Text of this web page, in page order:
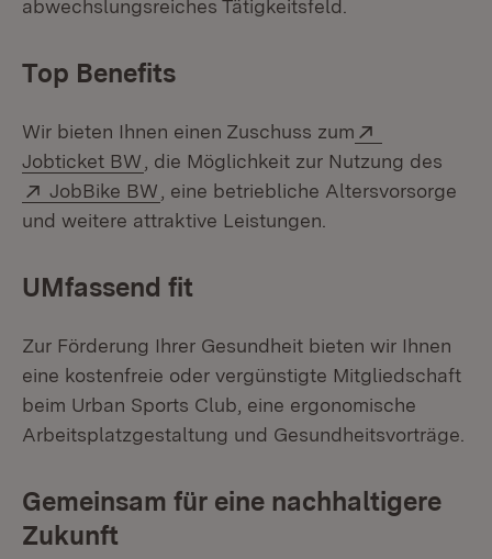
abwechslungsreiches Tätigkeitsfeld.
Top Benefits
Wir bieten Ihnen einen Zuschuss zum
Jobticket BW (Öffnet in neuem Fenster)
, die Möglichkeit zur Nutzung des
Extern:
JobBike BW (Öffnet in neuem Fenster)
, eine betriebliche Altersvorsorge
und weitere attraktive Leistungen.
UMfassend fit
Zur Förderung Ihrer Gesundheit bieten wir Ihnen
eine kostenfreie oder vergünstigte Mitgliedschaft
beim Urban Sports Club, eine ergonomische
Arbeitsplatzgestaltung und Gesundheitsvorträge.
Gemeinsam für eine nachhaltigere
Zukunft